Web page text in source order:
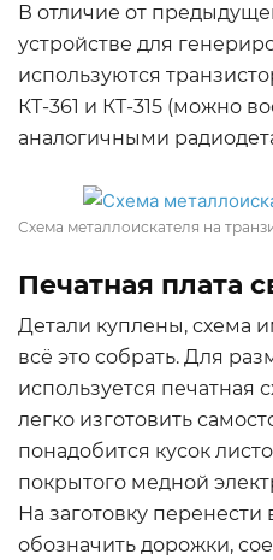
В отличие от
устройстве для
используются
КТ-361 и КТ-315 (можно
аналогичными
Схема металлоискателя на
Печатная плата
Детали куплены, схема
всё это собрать. Для
используется печатная
легко изготовить
понадобится кусок
покрытого медной
На заготовку
обозначить дорожки,